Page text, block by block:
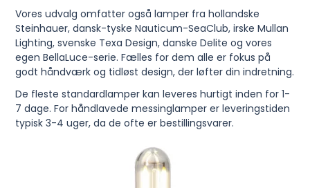
Vores udvalg omfatter også lamper fra hollandske
Steinhauer, dansk-tyske Nauticum-SeaClub, irske Mullan
Lighting, svenske Texa Design, danske Delite og vores
egen BellaLuce-serie. Fælles for dem alle er fokus på
godt håndværk og tidløst design, der løfter din indretning.
De fleste standardlamper kan leveres hurtigt inden for 1-
7 dage. For håndlavede messinglamper er leveringstiden
typisk 3-4 uger, da de ofte er bestillingsvarer.